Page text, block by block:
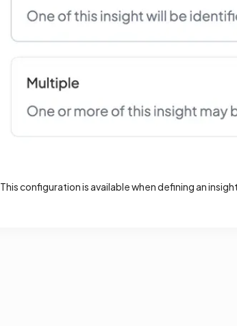
This configuration is available when defining an